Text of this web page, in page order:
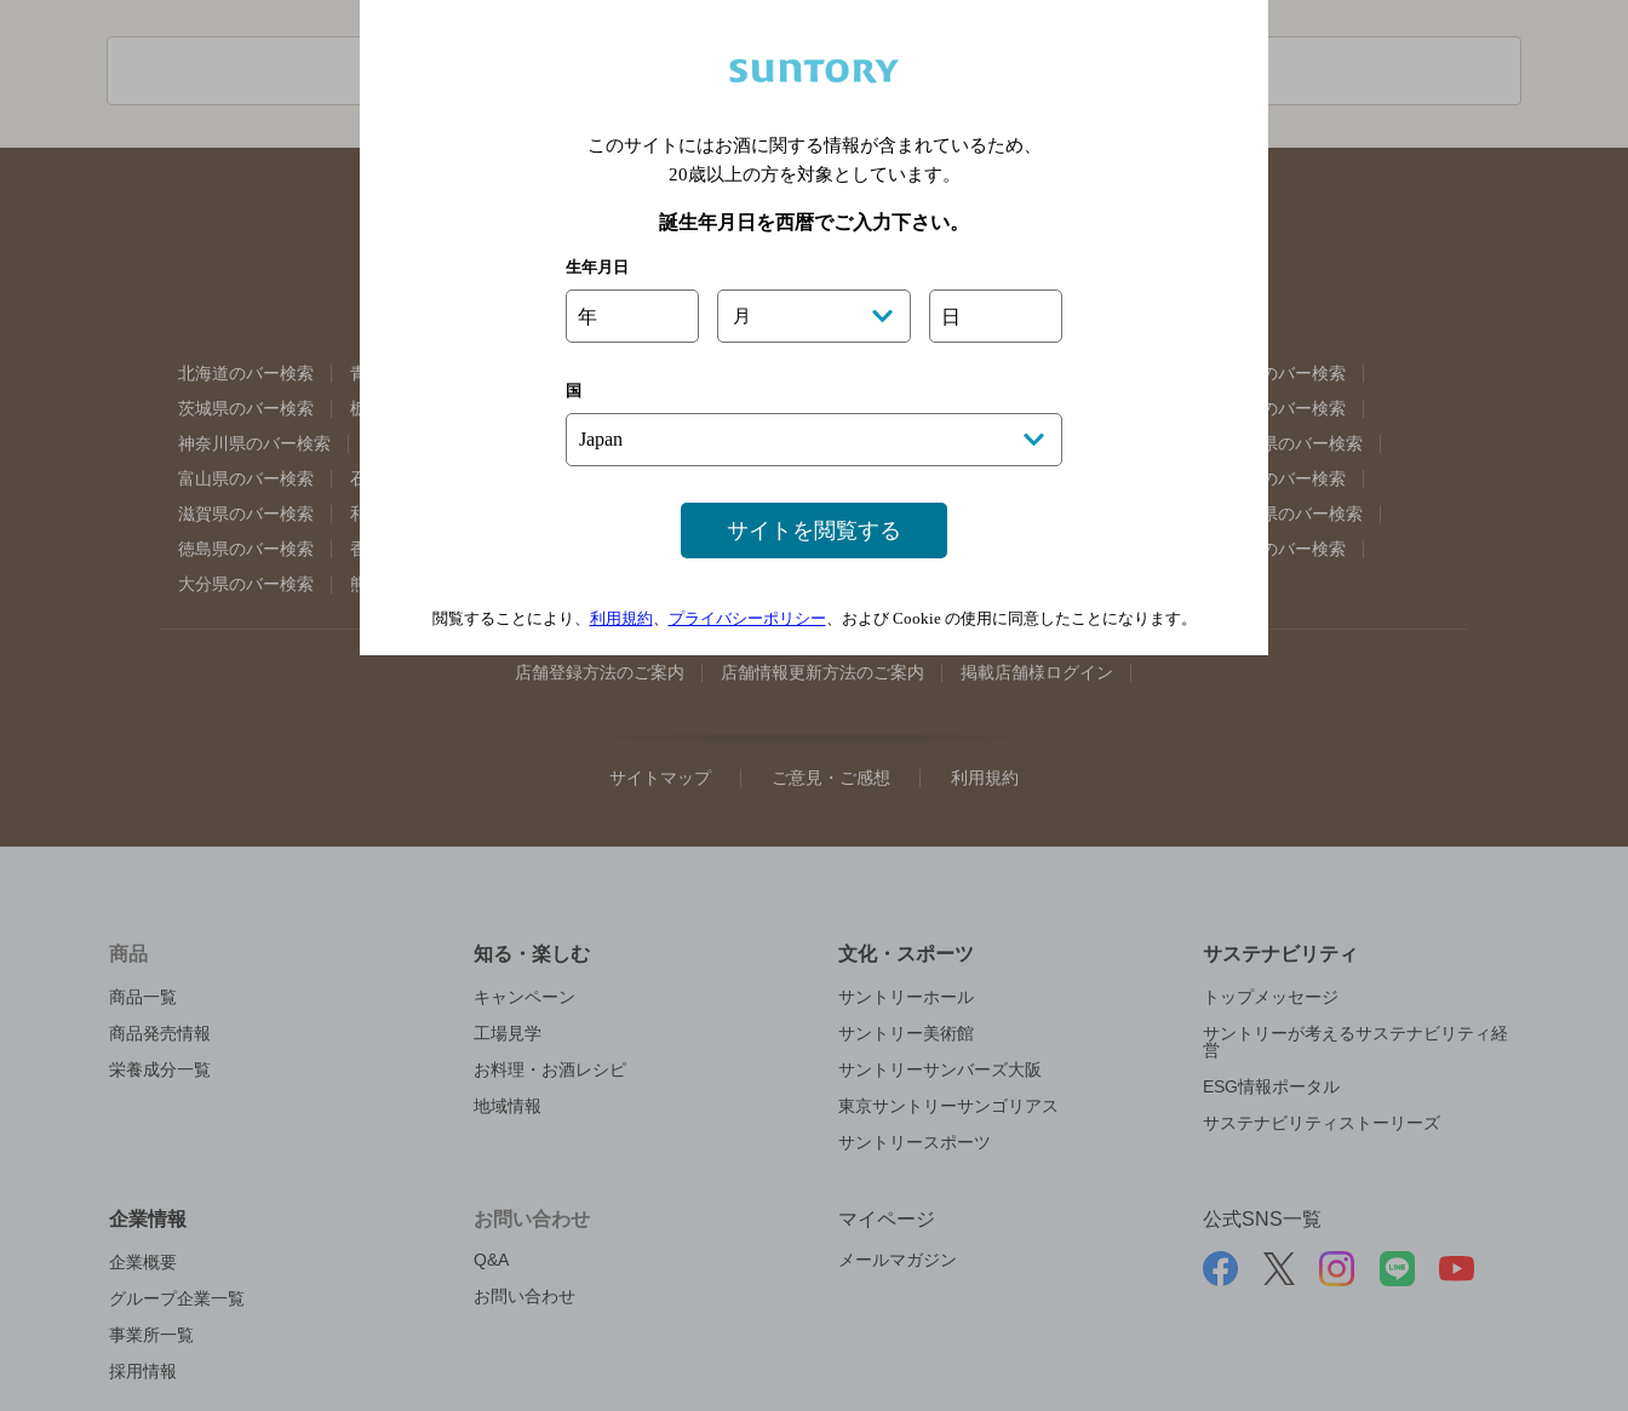
関連ページ
北海道のバー検索 青森県のバー検索
福島県のバー検索
茨城県のバー検索
栃木県のバー検索
東京都のバー検索
神奈川県のバー検索
埼玉県のバー検索
岐阜県のバー検索
富山県のバー検索
石川県のバー検索
奈良県のバー検索
滋賀県のバー検索
和歌山県のバー検索 山口県のバー検索
島根県のバー検索
徳島県のバー検索
香川県のバー検索
佐賀県のバー検索
大分県のバー検索
熊本県のバー検索
店舗登録方法のご案内 店舗情報更新方法のご案内 掲載店舗様ログイン
サイトマップ ご意見・ご感想 利用規約
商品
商品一覧
商品発売情報
栄養成分一覧
知る・楽しむ
キャンペーン
工場見学
お料理・お酒レシピ
地域情報
文化・スポーツ
サントリーホール
サントリー美術館
サントリーサンバーズ大阪
東京サントリーサンゴリアス
サントリースポーツ
サステナビリティ
トップメッセージ
サントリーが考えるサステナビリティ経
営
ESG情報ポータル
サステナビリティストーリーズ
企業情報
企業概要
グループ企業一覧
事業所一覧
採用情報
お問い合わせ
Q&A
お問い合わせ
マイページ
メールマガジン
公式SNS一覧
このサイトにはお酒に関する情報が含まれているため、
20歳以上の方を対象としています。
誕生年月日を西暦でご入力下さい。
生年月日
年 月 日
国
サイトを閲覧する
閲覧することにより、 利用規約、 プライバシーポリシー、および Cookie の使用に同意したことになります。